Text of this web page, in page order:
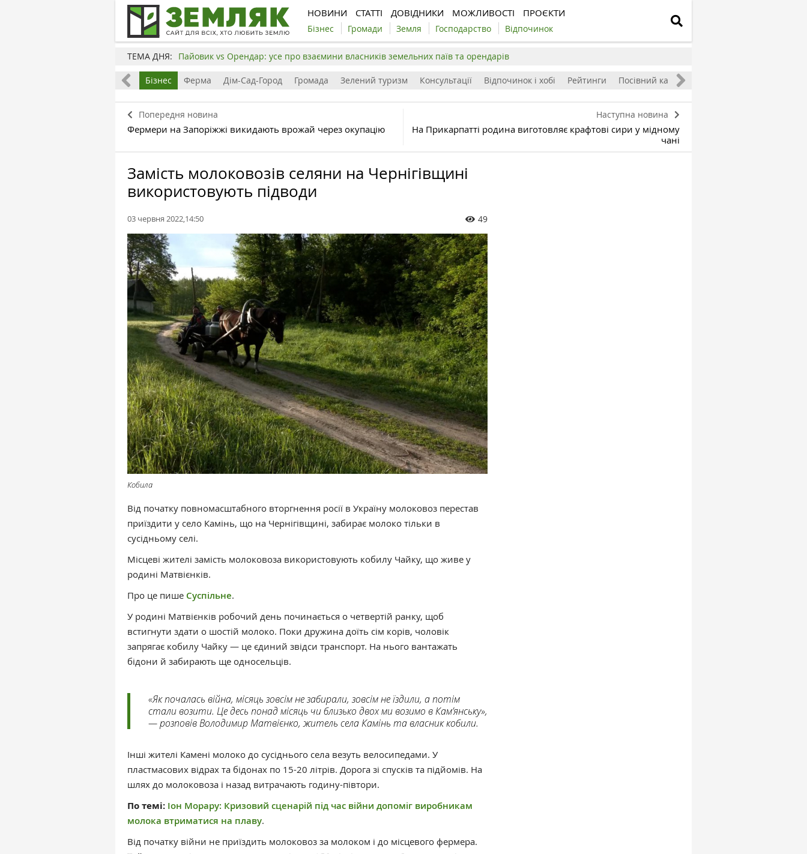
НОВИНИ СТАТТІ ДОВІДНИКИ МОЖЛИВОСТІ ПРОЄКТИ
Бізнес Громади Земля Господарство Відпочинок
ТЕМА ДНЯ: Пайовик vs Орендар: усе про взаємини власників земельних паїв та орендарів
Земля Бізнес Ферма Дім-Сад-Город Громада Зелений туризм Консультації Відпочинок і хобі Рейтинги Посівний календар
Попередня новина
Фермери на Запоріжжі викидають врожай через окупацію
Наступна новина
На Прикарпатті родина виготовляє крафтові сири у мідному
чані
Замість молоковозів селяни на Чернігівщині
використовують підводи
03 червня 2022,14:50 49
Кобила
Від початку повномасштабного вторгнення росії в Україну молоковоз перестав
приїздити у село Камінь, що на Чернігівщині, забирає молоко тільки в
сусідньому селі.
Місцеві жителі замість молоковоза використовують кобилу Чайку, що живе у
родині Матвієнків.
Про це пише Суспільне.
У родині Матвієнків робочий день починається о четвертій ранку, щоб
встигнути здати о шостій молоко. Поки дружина доїть сім корів, чоловік
запрягає кобилу Чайку — це єдиний звідси транспорт. На нього вантажать
бідони й забирають ще односельців.
«Як почалась війна, місяць зовсім не забирали, зовсім не їздили, а потім
стали возити. Це десь понад місяць чи близько двох ми возимо в Кам’янську»,
— розповів Володимир Матвієнко, житель села Камінь та власник кобили.
Інші жителі Камені молоко до сусіднього села везуть велосипедами. У
пластмасових відрах та бідонах по 15-20 літрів. Дорога зі спусків та підйомів. На
шлях до молоковоза і назад витрачають годину-півтори.
По темі: Іон Морару: Кризовий сценарій під час війни допоміг виробникам
молока втриматися на плаву.
Від початку війни не приїздить молоковоз за молоком і до місцевого фермера.